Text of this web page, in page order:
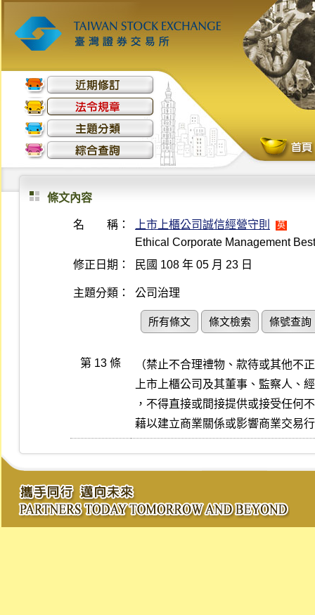
條文內容
名 稱： 上市上櫃公司誠信經營守則 英
Ethical Corporate Management
修正日期：
民國 108 年 05 月 23 日
主題分類： 公司治理
所有條文 條文檢索 條號查詢
第 13 條
（禁止不合理禮物、款待或其他不
上市上櫃公司及其董事、監察人、
，不得直接或間接提供或接受任何
藉以建立商業關係或影響商業交易